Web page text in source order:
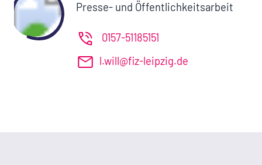
Presse- und Öffentlichkeitsarbeit
0157-51185151
l.will@fiz-leipzig.de